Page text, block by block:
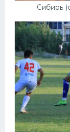
Сибирь